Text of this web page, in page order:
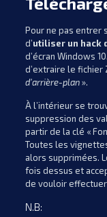
Pour ne pas entrer
d’utiliser un hack
d’écran Windows
d’extraire le fichier
d’arrière-plan».
À l’intérieur se
suppression des
partir de la clé «
Toutes les
alors supprimées.
fois dessus et
de vouloir
N.B: